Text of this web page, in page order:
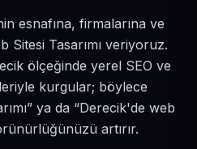
esnafına, firmalarına ve
Sitesi Tasarımı veriyoruz.
ölçeğinde yerel SEO ve
kurgular; böylece
ya da “Derecik'de web
artırır.